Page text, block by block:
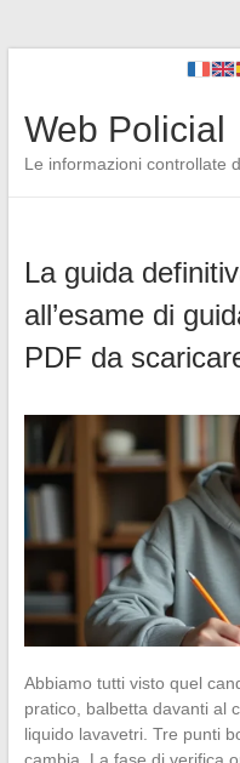
Web Policial
Le informazioni controllate
La guida
all’esame di
PDF da
Abbiamo tutti visto quel
pratico, balbetta davanti al
liquido lavavetri. Tre punti